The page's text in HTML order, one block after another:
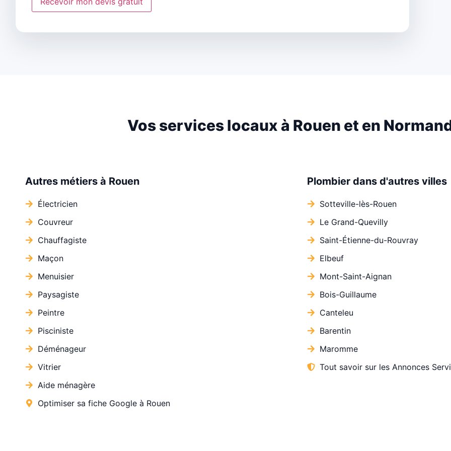
Vos services locaux à Rouen et en
Autres métiers à Rouen
Électricien
Couvreur
Chauffagiste
Maçon
Menuisier
Paysagiste
Peintre
Pisciniste
Déménageur
Vitrier
Aide ménagère
Optimiser sa fiche Google à Rouen
Plombier dans d'autres villes
Sotteville-lès-Rouen
Le Grand-Quevilly
Saint-Étienne-du-Rouvray
Elbeuf
Mont-Saint-Aignan
Bois-Guillaume
Canteleu
Barentin
Maromme
Tout savoir sur les Annonces